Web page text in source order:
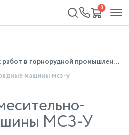
0
спецтехника для наземных работ в горнорудной промышленности
машины мсз-у
МСЗ-У